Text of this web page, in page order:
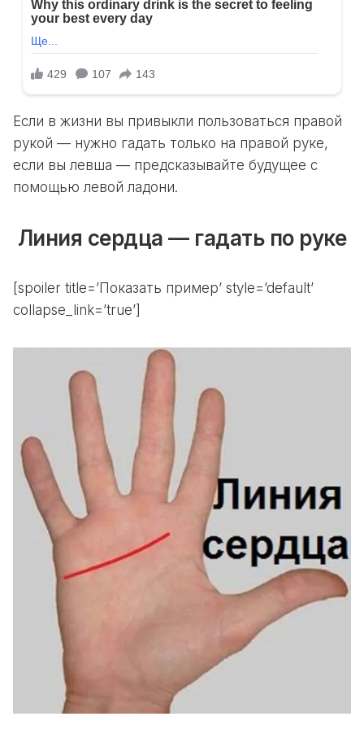
Если в жизни вы привыкли пользоваться правой
рукой — нужно гадать только на правой руке,
если вы левша — предсказывайте будущее с
помощью левой ладони.
Линия сердца — гадать по руке
[spoiler title=’Показать пример’ style=’default’
collapse_link=’true’]